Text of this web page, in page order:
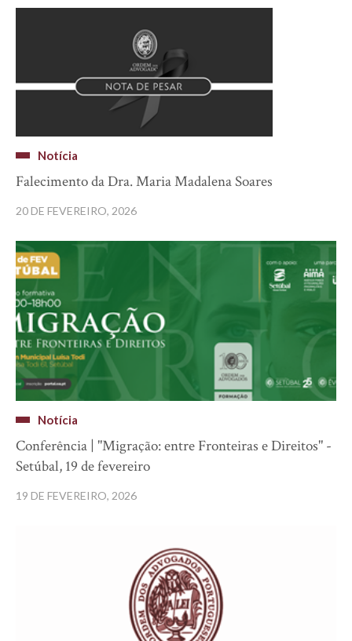
Notícia
Falecimento da Dra. Maria Madalena Soares
20 DE FEVEREIRO, 2026
Notícia
Conferência | "Migração: entre Fronteiras e Direitos" -
Setúbal, 19 de fevereiro
19 DE FEVEREIRO, 2026